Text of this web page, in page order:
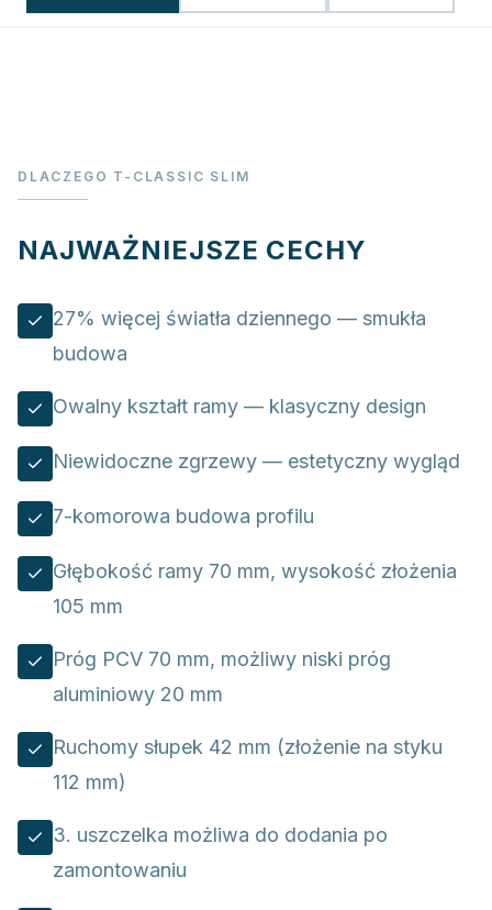
DLACZEGO T-CLASSIC SLIM
NAJWAŻNIEJSZE CECHY
27% więcej światła dziennego — smukła
budowa
Owalny kształt ramy — klasyczny design
Niewidoczne zgrzewy — estetyczny wygląd
7-komorowa budowa profilu
Głębokość ramy 70 mm, wysokość złożenia
105 mm
Próg PCV 70 mm, możliwy niski próg
aluminiowy 20 mm
Ruchomy słupek 42 mm (złożenie na styku
112 mm)
3. uszczelka możliwa do dodania po
zamontowaniu